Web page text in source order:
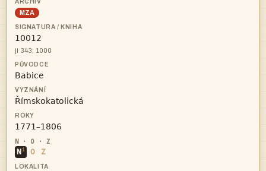
MZA

ji 343; 1000



N i O Z